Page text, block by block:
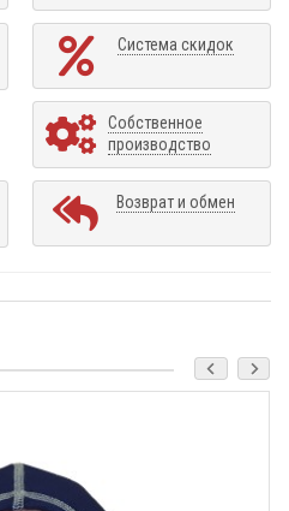
Система скидок
Собственное
производство
Возврат и обмен